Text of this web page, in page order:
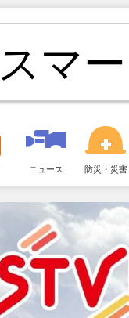
スマ
ニュース 防災・災害